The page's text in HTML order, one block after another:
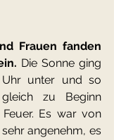
Frauen fanden
Die Sonne ging
unter und so
zu Beginn
Es war von
angenehm, es